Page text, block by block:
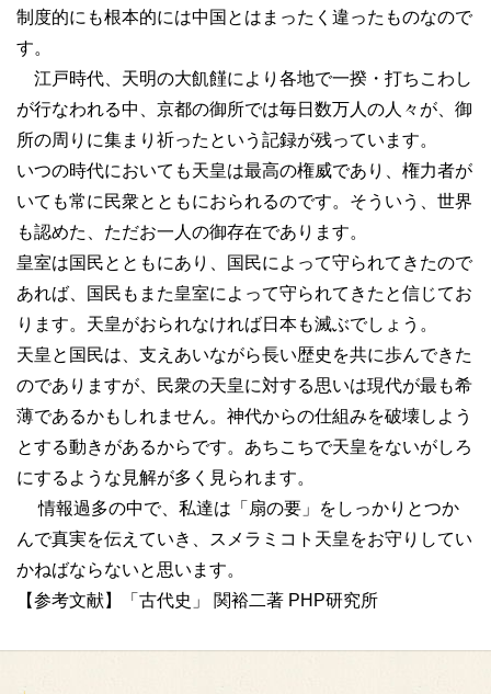
制度的にも根本的には中国とはまったく違ったものなので
す。
江戸時代、天明の大飢饉により各地で一揆・打ちこわし
が行なわれる中、京都の御所では毎日数万人の人々が、御
所の周りに集まり祈ったという記録が残っています。
いつの時代においても天皇は最高の権威であり、権力者が
いても常に民衆とともにおられるのです。そういう、世界
も認めた、ただお一人の御存在であります。
皇室は国民とともにあり、国民によって守られてきたので
あれば、国民もまた皇室によって守られてきたと信じてお
ります。天皇がおられなければ日本も滅ぶでしょう。
天皇と国民は、支えあいながら長い歴史を共に歩んできた
のでありますが、民衆の天皇に対する思いは現代が最も希
薄であるかもしれません。神代からの仕組みを破壊しよう
とする動きがあるからです。あちこちで天皇をないがしろ
にするような見解が多く見られます。
情報過多の中で、私達は「扇の要」をしっかりとつか
んで真実を伝えていき、スメラミコト天皇をお守りしてい
かねばならないと思います。
【参考文献】「古代史」 関裕二著 PHP研究所